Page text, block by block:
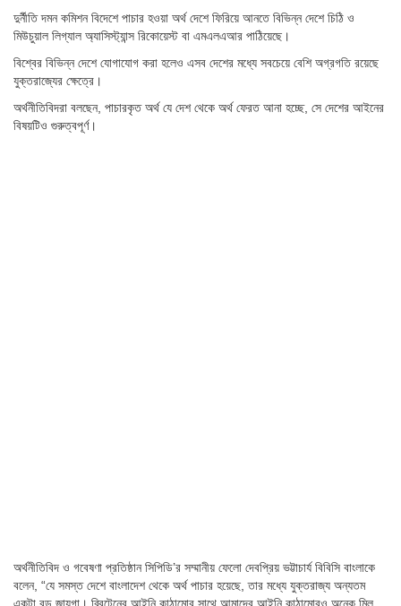
দুর্নীতি দমন কমিশন বিদেশে পাচার হওয়া অর্থ দেশে ফিরিয়ে আনতে বিভিন্ন দেশে চিঠি ও
মিউচুয়াল লিগ্যাল অ্যাসিস্ট্যান্স রিকোয়েস্ট বা এমএলএআর পাঠিয়েছে।
বিশ্বের বিভিন্ন দেশে যোগাযোগ করা হলেও এসব দেশের মধ্যে সবচেয়ে বেশি অগ্রগতি রয়েছে
যুক্তরাজ্যের ক্ষেত্রে।
অর্থনীতিবিদরা বলছেন, পাচারকৃত অর্থ যে দেশ থেকে অর্থ ফেরত আনা হচ্ছে, সে দেশের আইনের
বিষয়টিও গুরুত্বপূর্ণ।
অর্থনীতিবিদ ও গবেষণা প্রতিষ্ঠান সিপিডি’র সম্মানীয় ফেলো দেবপ্রিয় ভট্টাচার্য বিবিসি বাংলাকে
বলেন, “যে সমস্ত দেশে বাংলাদেশ থেকে অর্থ পাচার হয়েছে, তার মধ্যে যুক্তরাজ্য অন্যতম
একটা বড় জায়গা। ব্রিটেনের আইনি কাঠামোর সাথে আমাদের আইনি কাঠামোরও অনেক মিল